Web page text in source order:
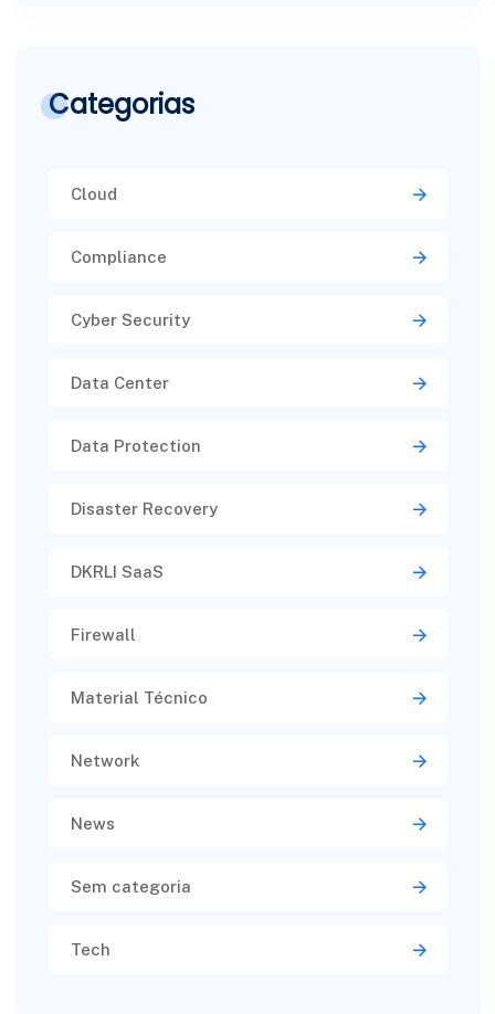
Categorias
Cloud
Compliance
Cyber Security
Data Center
Data Protection
Disaster Recovery
DKRLI SaaS
Firewall
Material Técnico
Network
News
Sem categoria
Tech